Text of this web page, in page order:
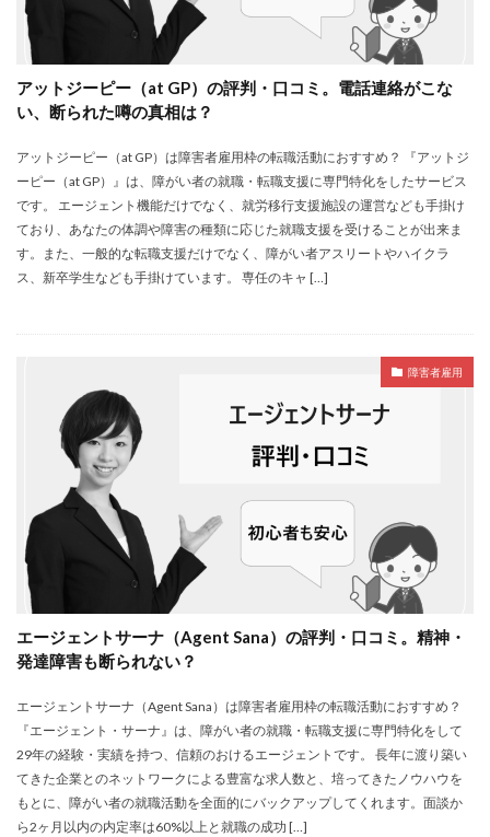
アットジーピー（at GP）の評判・口コミ。電話連絡がこな
い、断られた噂の真相は？
アットジーピー（at GP）は障害者雇用枠の転職活動におすすめ？ 『アットジ
ーピー（at GP）』は、障がい者の就職・転職支援に専門特化をしたサービス
です。 エージェント機能だけでなく、就労移行支援施設の運営なども手掛け
ており、あなたの体調や障害の種類に応じた就職支援を受けることが出来ま
す。また、一般的な転職支援だけでなく、障がい者アスリートやハイクラ
ス、新卒学生なども手掛けています。 専任のキャ […]
障害者雇用
エージェントサーナ（Agent Sana）の評判・口コミ。精神・
発達障害も断られない？
エージェントサーナ（Agent Sana）は障害者雇用枠の転職活動におすすめ？
『エージェント・サーナ』は、障がい者の就職・転職支援に専門特化をして
29年の経験・実績を持つ、信頼のおけるエージェントです。 長年に渡り築い
てきた企業とのネットワークによる豊富な求人数と、培ってきたノウハウを
もとに、障がい者の就職活動を全面的にバックアップしてくれます。面談か
ら2ヶ月以内の内定率は60%以上と就職の成功 […]